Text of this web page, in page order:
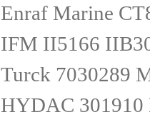
Enraf Marine
IFM II5166
Turck 7030289
HYDAC